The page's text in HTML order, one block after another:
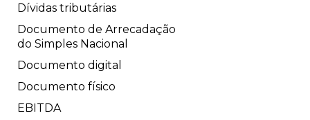
Dívidas tributárias
Documento de Arrecadação
do Simples Nacional
Documento digital
Documento físico
EBITDA